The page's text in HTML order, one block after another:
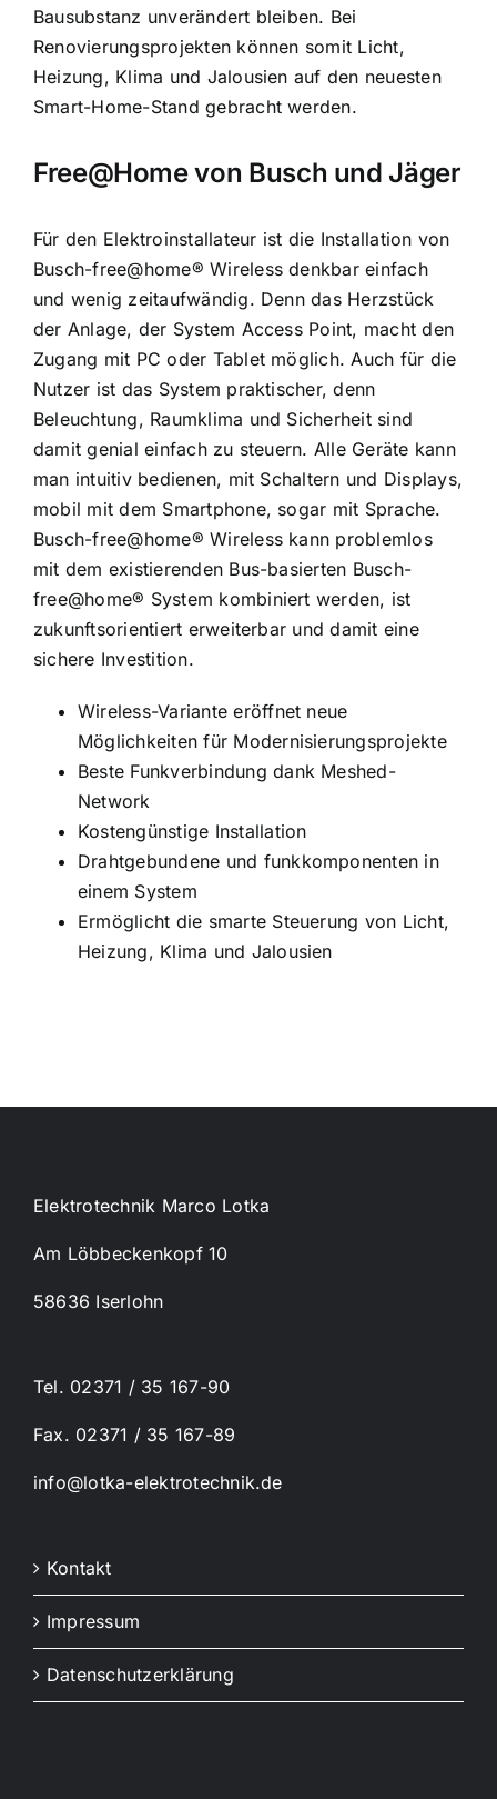
Bausubstanz unverändert bleiben. Bei
Renovierungsprojekten können somit Licht,
Heizung, Klima und Jalousien auf den neuesten
Smart-Home-Stand gebracht werden.
Free@Home von Busch und Jäger
Für den Elektroinstallateur ist die Installation von
Busch-free@home® Wireless denkbar einfach
und wenig zeitaufwändig. Denn das Herzstück
der Anlage, der System Access Point, macht den
Zugang mit PC oder Tablet möglich. Auch für die
Nutzer ist das System praktischer, denn
Beleuchtung, Raumklima und Sicherheit sind
damit genial einfach zu steuern. Alle Geräte kann
man intuitiv bedienen, mit Schaltern und Displays,
mobil mit dem Smartphone, sogar mit Sprache.
Busch-free@home® Wireless kann problemlos
mit dem existierenden Bus-basierten Busch-
free@home® System kombiniert werden, ist
zukunftsorientiert erweiterbar und damit eine
sichere Investition.
Wireless-Variante eröffnet neue
Möglichkeiten für Modernisierungsprojekte
Beste Funkverbindung dank Meshed-
Network
Kostengünstige Installation
Drahtgebundene und funkkomponenten in
einem System
Ermöglicht die smarte Steuerung von Licht,
Heizung, Klima und Jalousien
Elektrotechnik Marco Lotka
Am Löbbeckenkopf 10
58636 Iserlohn
Tel. 02371 / 35 167-90
Fax. 02371 / 35 167-89
info@lotka-elektrotechnik.de
Kontakt
Impressum
Datenschutzerklärung